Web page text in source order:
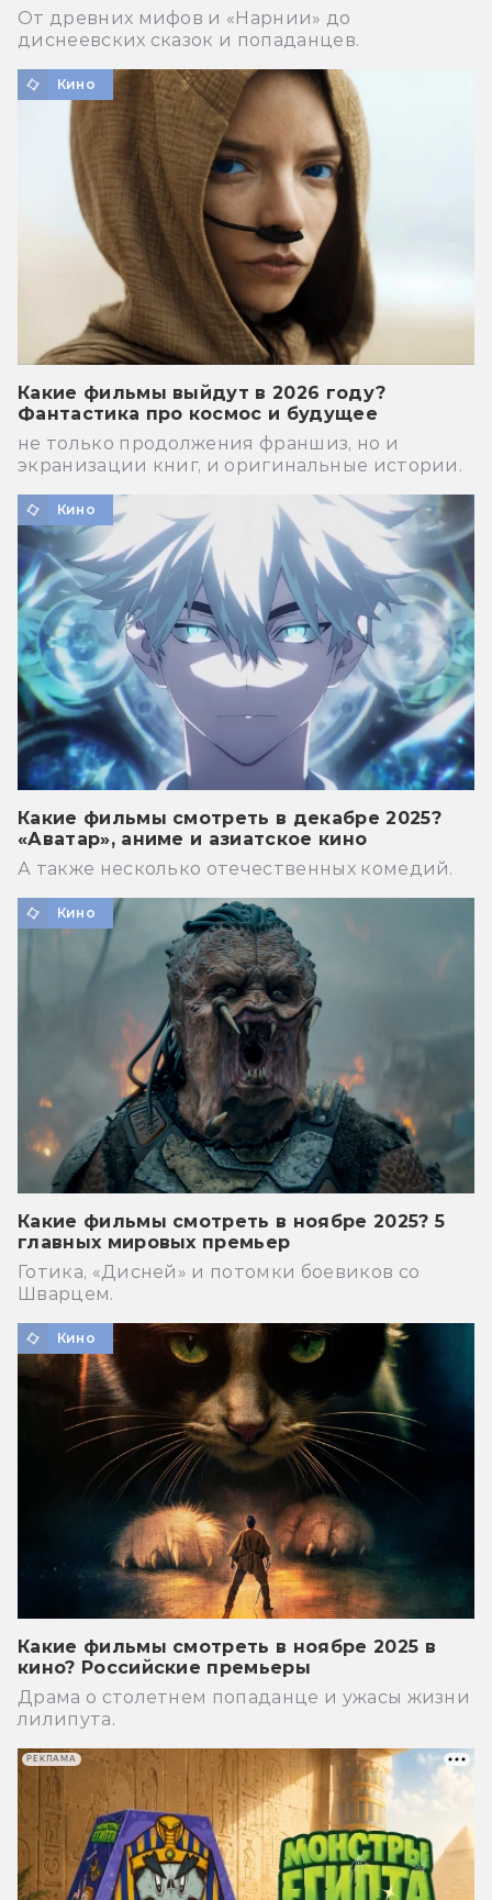
От древних мифов и «Нарнии» до
диснеевских сказок и попаданцев.
Кино
Какие фильмы выйдут в 2026 году?
Фантастика про космос и будущее
не только продолжения франшиз, но и
экранизации книг, и оригинальные истории.
Кино
Какие фильмы смотреть в декабре 2025?
«Аватар», аниме и азиатское кино
А также несколько отечественных комедий.
Кино
Какие фильмы смотреть в ноябре 2025? 5
главных мировых премьер
Готика, «Дисней» и потомки боевиков со
Шварцем.
Кино
Какие фильмы смотреть в ноябре 2025 в
кино? Российские премьеры
Драма о столетнем попаданце и ужасы жизни
лилипута.
РЕКЛАМА